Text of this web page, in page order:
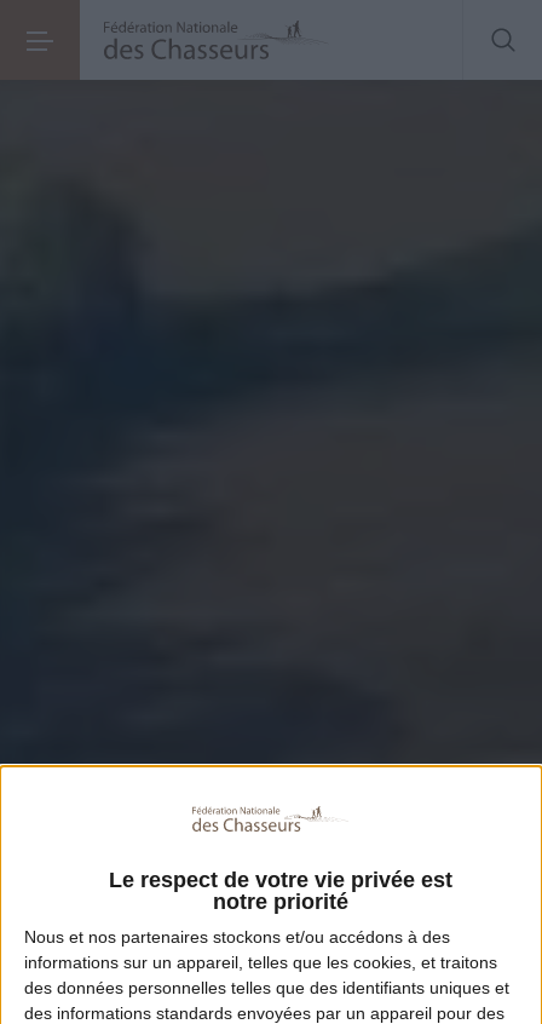
Le respect de votre vie privée est
notre priorité
Nous et nos partenaires stockons et/ou accédons à des
informations sur un appareil, telles que les cookies, et traitons
des données personnelles telles que des identifiants uniques et
des informations standards envoyées par un appareil pour des